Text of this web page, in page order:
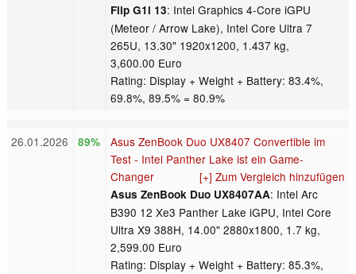
Flip G1i 13: Intel Graphics 4-Core iGPU
(Meteor / Arrow Lake), Intel Core Ultra 7
265U, 13.30" 1920x1200, 1.437 kg,
3,600.00 Euro
Rating: Display + Weight + Battery: 83.4%,
69.8%, 89.5% = 80.9%
26.01.2026 89%
Asus ZenBook Duo UX8407 Convertible im
Test - Intel Panther Lake ist ein Game-
Changer
[+] Zum Vergleich hinzufügen
Asus ZenBook Duo UX8407AA: Intel Arc
B390 12 Xe3 Panther Lake iGPU, Intel Core
Ultra X9 388H, 14.00" 2880x1800, 1.7 kg,
2,599.00 Euro
Rating: Display + Weight + Battery: 85.3%,